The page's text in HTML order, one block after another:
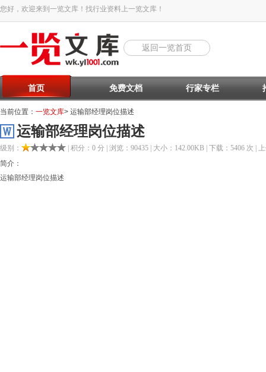
您好，欢迎来到一览文库！找行业资料上一览文库！
返回一览首页
首页 免费文档 行家专栏
当前位置： 一览文库> 运输部经理岗位描述
运输部经理岗位描述
级别：
| 积分：0 分 | 浏览：90435 | 大小：142.00KB | 下载：5406 次 |
简介：
运输部经理岗位描述